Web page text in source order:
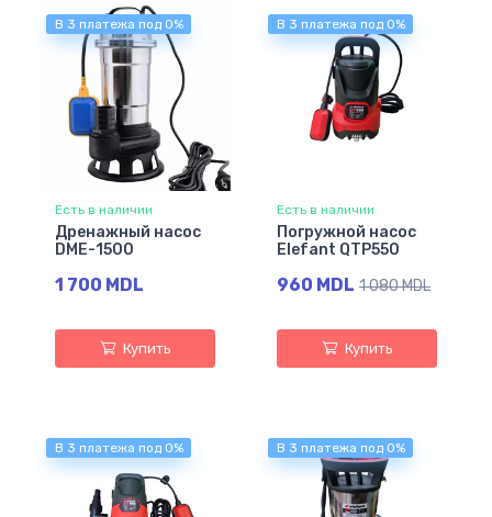
В 3 платежа под 0%
Есть в наличии
Дренажный насос
DME-1500
1 700 MDL
Купить
В 3 платежа под 0%
Есть в наличии
Погружной насос
Elefant QTP550
960 MDL 1 080 MDL
Купить
В 3 платежа под 0% В 3 платежа под 0%